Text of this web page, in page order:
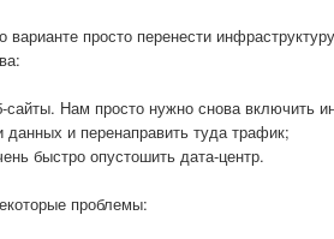
просто перенести
сайты. Нам просто нужно снова включить
данных и перенаправить туда трафик;
быстро опустошить дата-центр.
проблемы: